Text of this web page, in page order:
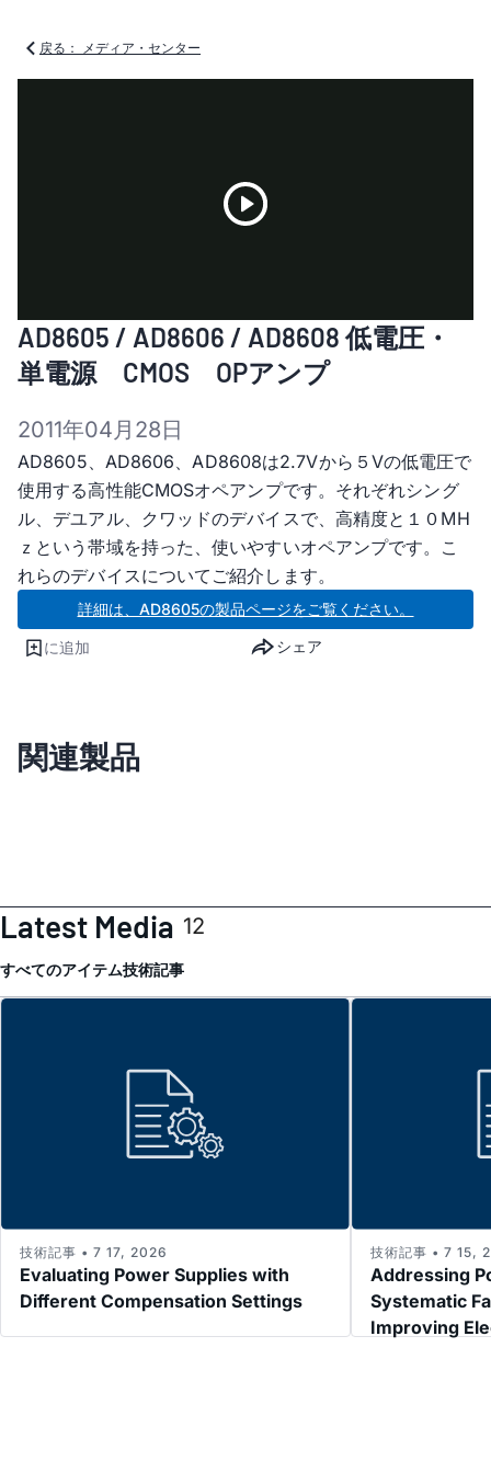
戻る： メディア・センター
Video
AD8605 / AD8606 / AD8608 低電圧・
単電源 CMOS OPアンプ
2011年04月28日
AD8605、AD8606、AD8608は2.7Vから５Vの低電圧で
使用する高性能CMOSオペアンプです。それぞれシング
ル、デユアル、クワッドのデバイスで、高精­度と１０MH
ｚという帯域を持った、使いやすいオペアンプです。こ
れらのデバイスについてご紹介します。
詳細は、AD8605の製品ページをご覧ください。
に追加 シェア
関連製品
Latest Media 12
すべてのアイテム技術記事
Evaluating Power Supplies with
Different Compensation Settings
技術記事 • 7 17, 2026
Addressing
Systematic
Improving
技術記事 • 7 15,